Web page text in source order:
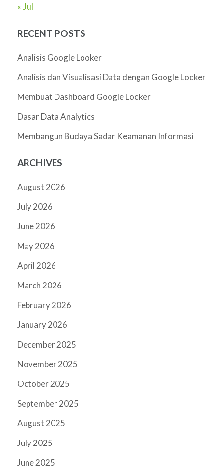
« Jul
RECENT POSTS
Analisis Google Looker
Analisis dan Visualisasi Data dengan Google Looker
Membuat Dashboard Google Looker
Dasar Data Analytics
Membangun Budaya Sadar Keamanan Informasi
ARCHIVES
August 2026
July 2026
June 2026
May 2026
April 2026
March 2026
February 2026
January 2026
December 2025
November 2025
October 2025
September 2025
August 2025
July 2025
June 2025